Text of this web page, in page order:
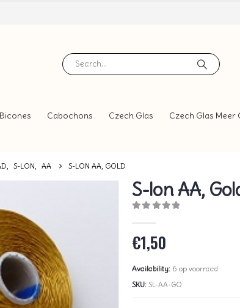
Bicones Cabochons Czech Glas Czech Glas Meer
, S-LON, AA S-LON AA, GOLD
S-lon AA,
€1,50
Availability: 6 op voorraad
SKU: SL-AA-GO